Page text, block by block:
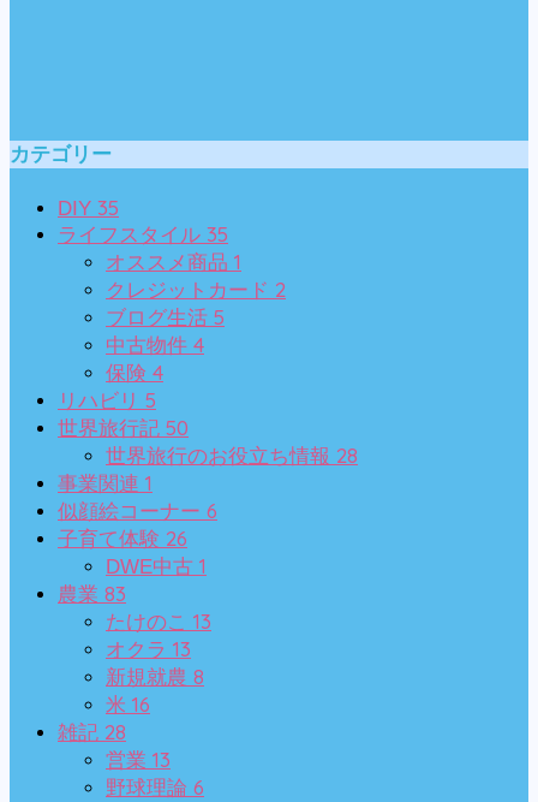
カテゴリー
DIY 35
ライフスタイル 35
オススメ商品 1
クレジットカード 2
ブログ生活 5
中古物件 4
保険 4
リハビリ 5
世界旅行記 50
世界旅行のお役立ち情報 28
事業関連 1
似顔絵コーナー 6
子育て体験 26
DWE中古 1
農業 83
たけのこ 13
オクラ 13
新規就農 8
米 16
雑記 28
営業 13
野球理論 6